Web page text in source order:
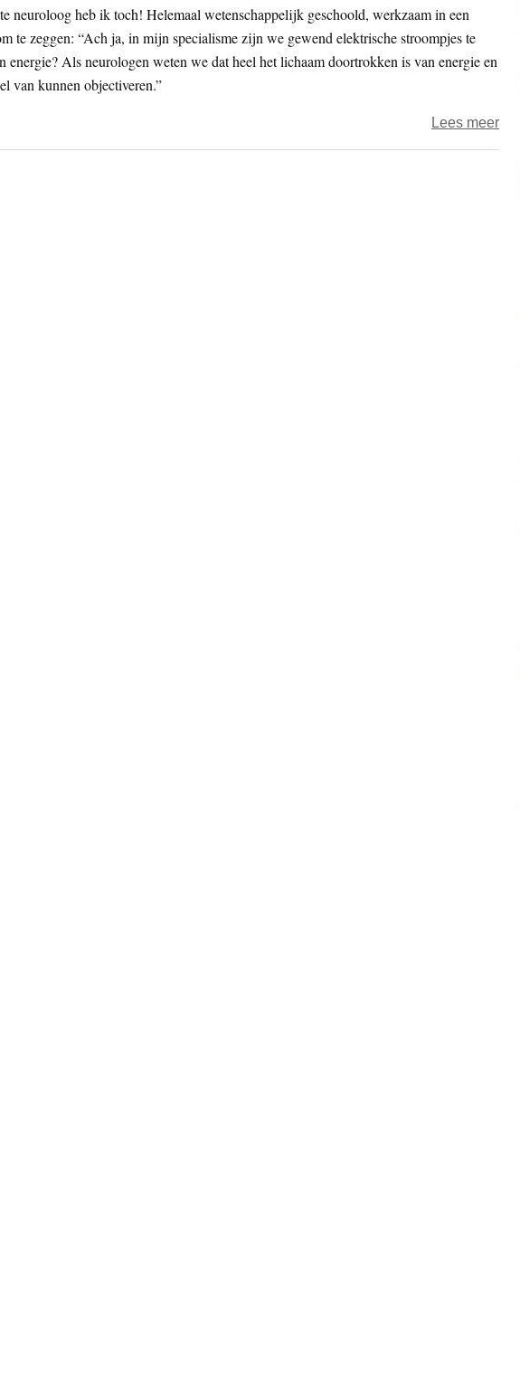
neuroloog heb ik toch! Helemaal wetenschappelijk geschoold, werkzaam in een
te zeggen: “Ach ja, in mijn specialisme zijn we gewend elektrische stroompjes te
energie? Als neurologen weten we dat heel het lichaam doortrokken is van energie en
van kunnen objectiveren.”
Lees meerover